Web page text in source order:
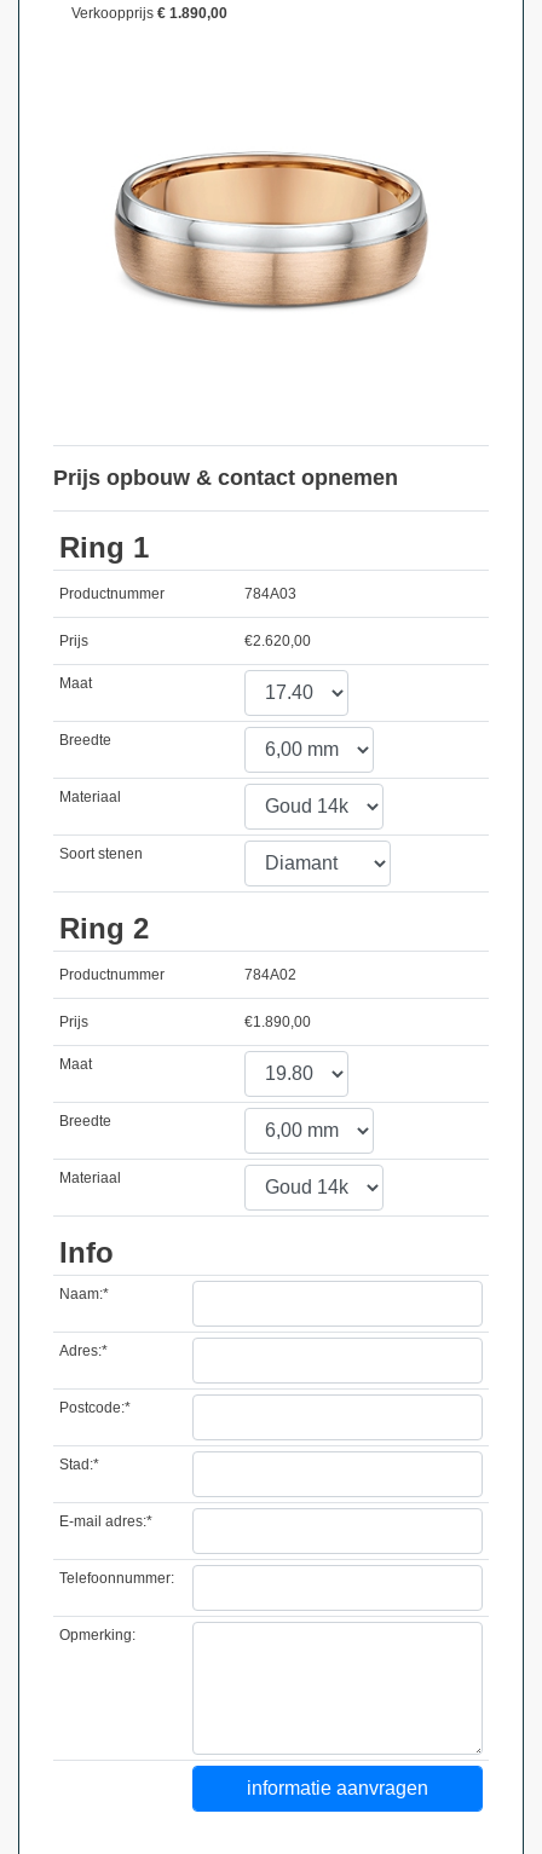
Verkoopprijs € 1.890,00
Prijs opbouw & contact opnemen
Ring 1
Productnummer 784A03
Prijs €2.620,00
Maat
Breedte
Materiaal
Soort stenen
Ring 2
Productnummer 784A02
Prijs €1.890,00
Maat
Breedte
Materiaal
Info
Naam:*
Adres:*
Postcode:*
Stad:*
E-mail adres:*
Telefoonnummer:
Opmerking: